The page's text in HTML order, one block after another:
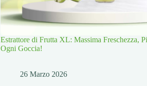
Estrattore di Frutta XL: Massima Freschezza,
Ogni Goccia!
26 Marzo 2026